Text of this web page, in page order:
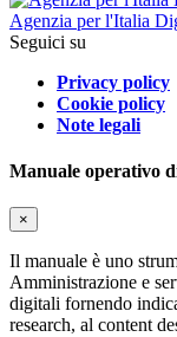
Agenzia per l'Italia
Seguici su
Privacy policy
Cookie policy
Note legali
Manuale operativo
×
Il manuale è uno
Amministrazione e
digitali fornendo
research, al content